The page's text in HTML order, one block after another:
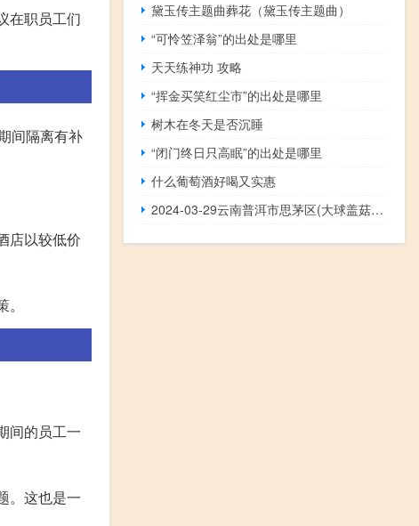
在职员工们
间隔离有补
店以较低价
间的员工一
。这也是一
黛玉传主题曲葬花（黛玉传主题曲）
“可怜笠泽翁”的出处是哪里
天天练神功 攻略
“挥金买笑红尘市”的出处是哪里
树木在冬天是否沉睡
“闭门终日只高眠”的出处是哪里
什么葡萄酒好喝又实惠
2024-03-29云南普洱市思茅区(大球盖菇)的报价是多少